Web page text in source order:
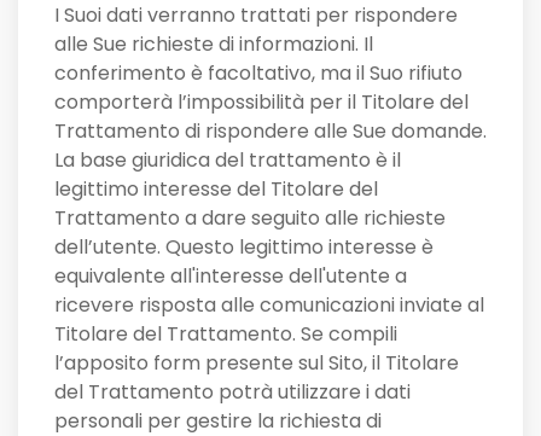
I Suoi dati verranno trattati per rispondere
alle Sue richieste di informazioni. Il
conferimento è facoltativo, ma il Suo rifiuto
comporterà l’impossibilità per il Titolare del
Trattamento di rispondere alle Sue domande.
La base giuridica del trattamento è il
legittimo interesse del Titolare del
Trattamento a dare seguito alle richieste
dell’utente. Questo legittimo interesse è
equivalente all'interesse dell'utente a
ricevere risposta alle comunicazioni inviate al
Titolare del Trattamento. Se compili
l’apposito form presente sul Sito, il Titolare
del Trattamento potrà utilizzare i dati
personali per gestire la richiesta di